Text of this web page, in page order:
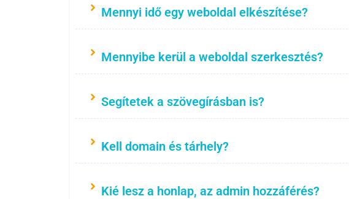
Mennyi idő egy weboldal elkészítése?
Mennyibe kerül a weboldal szerkesztés?
Segítetek a szövegírásban is?
Kell domain és tárhely?
Kié lesz a honlap, az admin hozzáférés?